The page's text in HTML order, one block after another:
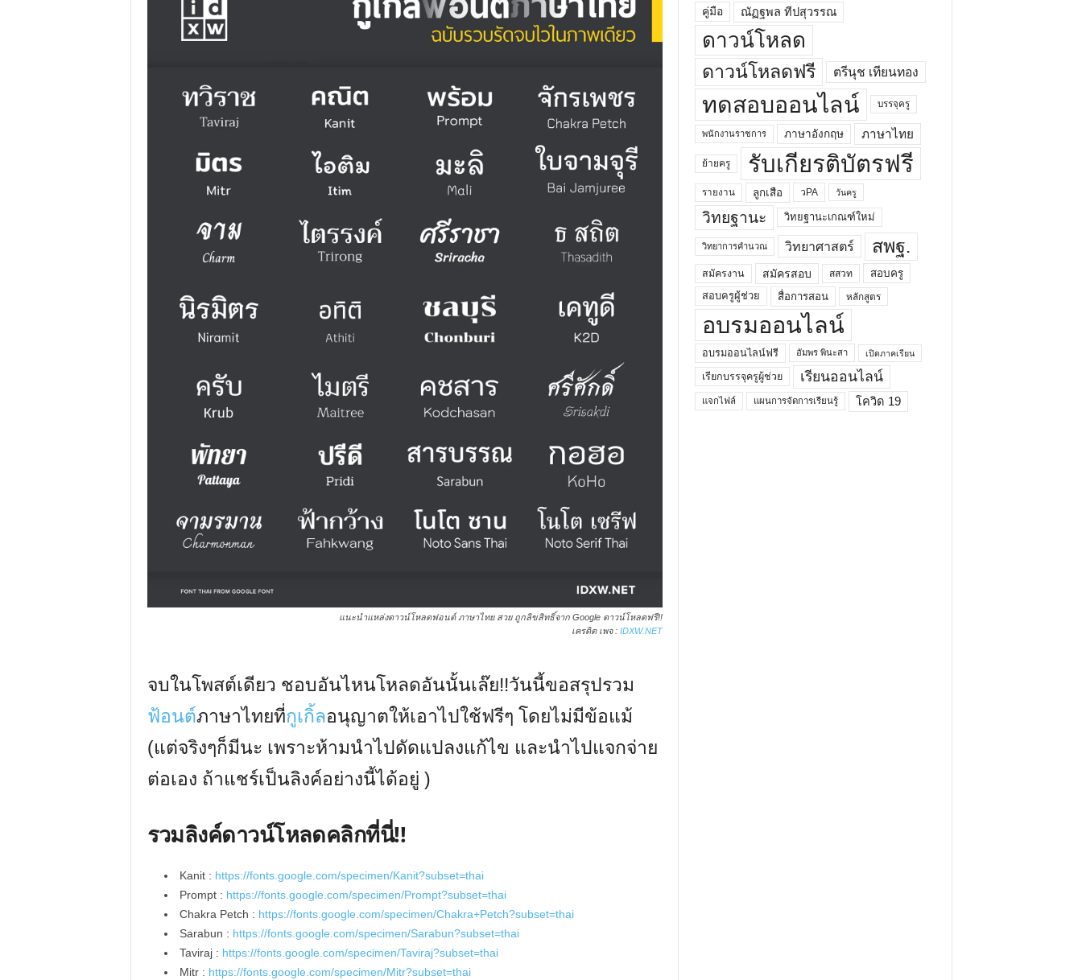
แนะนำแหล่งดาวน์โหลดฟอนต์ ภาษาไทย สวย ถูกลิขสิทธิ์จาก Google ดาวน์โหลดฟรี!!
เครดิต เพจ : IDXW.NET
จบในโพสต์เดียว ชอบอันไหนโหลดอันนั้นเล๊ย!!วันนี้ขอสรุปรวม
ฟ้อนต์ภาษาไทยที่กูเกิ้ลอนุญาตให้เอาไปใช้ฟรีๆ โดยไม่มีข้อแม้
(แต่จริงๆก็มีนะ เพราะห้ามนำไปดัดแปลงแก้ไข และนำไปแจกจ่าย
ต่อเอง ถ้าแชร์เป็นลิงค์อย่างนี้ได้อยู่ )
รวมลิงค์ดาวน์โหลดคลิกที่นี่!!
Kanit : https://fonts.google.com/specimen/Kanit?subset=thai
Prompt : https://fonts.google.com/specimen/Prompt?subset=thai
Chakra Petch : https://fonts.google.com/specimen/Chakra+Petch?subset=thai
Sarabun : https://fonts.google.com/specimen/Sarabun?subset=thai
Taviraj : https://fonts.google.com/specimen/Taviraj?subset=thai
Mitr : https://fonts.google.com/specimen/Mitr?subset=thai
คู่มือ ณัฏฐพล ทีปสุวรรณ
ดาวน์โหลด
ดาวน์โหลดฟรี ตรีนุช เทียนทอง
ทดสอบออนไลน์ บรรจุครู
พนักงานราชการ ภาษาอังกฤษ ภาษาไทย
ย้ายครู รับเกียรติบัตรฟรี
รายงาน ลูกเสือ วPA วันครู
วิทยฐานะ วิทยฐานะเกณฑ์ใหม่
วิทยาการคำนวณ วิทยาศาสตร์ สพฐ.
สมัครงาน สมัครสอบ สสวท
สอบครู
สอบครูผู้ช่วย
สื่อการสอน หลักสูตร
อบรมออนไลน์
อบรมออนไลน์ฟรี อัมพร พินะสา เปิดภาคเรียน
เรียกบรรจุครูผู้ช่วย เรียนออนไลน์
แจกไฟล์ แผนการจัดการเรียนรู้ โควิด 19